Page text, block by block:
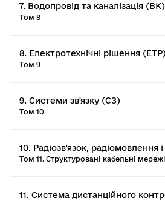
7. Водопровід та каналізація (ВК)
Том 8
8. Електротехнічні рішення (ЕТР)
Том 9
9. Системи зв'язку (СЗ)
Том 10
10. Радіозв'язок, радіомовлення
Том 11. Структуровані кабельні мережі
11. Система дистанційного